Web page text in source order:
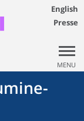
English
Presse
MENU